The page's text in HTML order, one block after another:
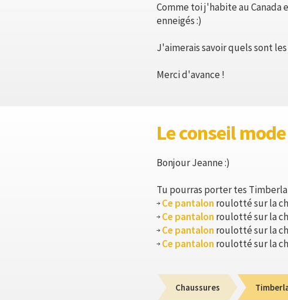
Comme toi j'habite au
enneigés :)
J'aimerais savoir quels sont
Merci d'avance !
Le conseil mode
Bonjour Jeanne :)
Tu pourras porter tes
Ce pantalon roulotté sur la
Ce pantalon roulotté sur la
Ce pantalon roulotté sur la
Ce pantalon roulotté sur la
Chaussures